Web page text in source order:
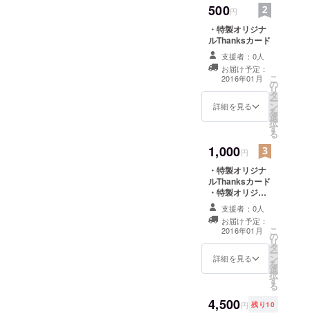
となる力の
象徴であり
守り神であ
る。
500円
・特製オリジナ
ルThanksカード
支援者：0人
お届け予定：
2016年01月
詳細を見る
こ
の
リ
タ
ー
ン
を
選
択
す
る
1,000円
・特製オリジナ
ルThanksカード
・特製オリジナ
ルカンバッジ
支援者：0人
お届け予定：
2016年01月
詳細を見る
こ
の
リ
タ
ー
ン
を
選
択
す
る
4,500円 残り10